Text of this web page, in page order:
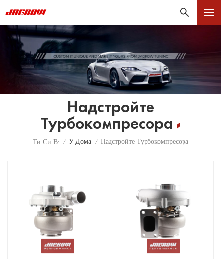
Надстройте
Турбокомпресора
Ти Си В: / У Дома / Надстройте Турбокомпресора